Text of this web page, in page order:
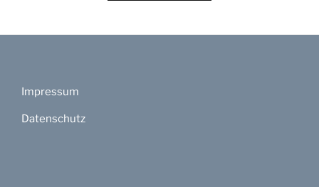
Impressum
Datenschutz